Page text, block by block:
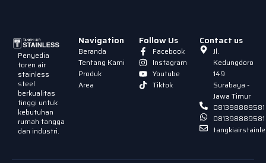
Penyedia
toren air
stainless
steel
berkualitas
tinggi untuk
kebutuhan
rumah tangga
dan industri.
Navigation
Beranda
Tentang Kami
Produk
Area
Follow Us
Facebook
Instagram
Youtube
Tiktok
Contact us
Jl.
Kedungdoro
149
Surabaya -
Jawa Timur
081398889581
081398889581